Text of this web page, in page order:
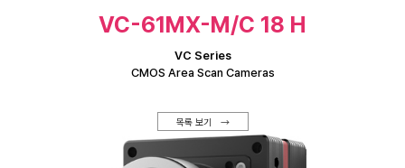
VC-61MX-M/C 18 H
VC Series
CMOS Area Scan Cameras
목록 보기